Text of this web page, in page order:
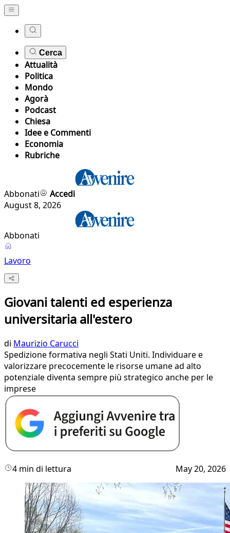
Cerca
Attualità
Politica
Mondo
Agorà
Podcast
Chiesa
Idee e Commenti
Economia
Rubriche
Abbonati
Accedi
August 8, 2026
Abbonati
Lavoro
Giovani talenti ed esperienza
universitaria all'estero
di Maurizio Carucci
Spedizione formativa negli Stati Uniti. Individuare e
valorizzare precocemente le risorse umane ad alto
potenziale diventa sempre più strategico anche per le
imprese
4 min di lettura May 20, 2026